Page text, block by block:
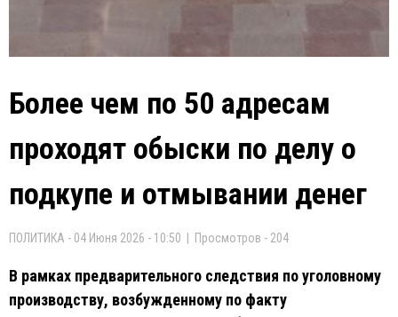
Более чем по 50 адресам
проходят обыски по делу о
подкупе и отмывании денег
ПОЛИТИКА - 04 Июня 2026 - 10:50 | Просмотров - 204
В рамках предварительного следствия по уголовному
производству, возбужденному по факту